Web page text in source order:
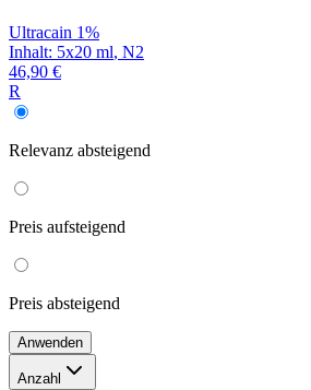
Ultracain 1%
Inhalt: 5x20 ml, N2
46,90 €
R
Relevanz absteigend
Preis aufsteigend
Preis absteigend
Anwenden
Anzahl